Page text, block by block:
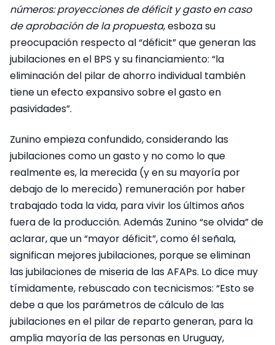
números: proyecciones de déficit y gasto en caso
de aprobación de la propuesta, esboza su
preocupación respecto al “déficit” que generan las
jubilaciones en el BPS y su financiamiento: “la
eliminación del pilar de ahorro individual también
tiene un efecto expansivo sobre el gasto en
pasividades”.
Zunino empieza confundido, considerando las
jubilaciones como un gasto y no como lo que
realmente es, la merecida (y en su mayoría por
debajo de lo merecido) remuneración por haber
trabajado toda la vida, para vivir los últimos años
fuera de la producción. Además Zunino “se olvida” de
aclarar, que un “mayor déficit”, como él señala,
significan mejores jubilaciones, porque se eliminan
las jubilaciones de miseria de las AFAPs. Lo dice muy
tímidamente, rebuscado con tecnicismos: “Esto se
debe a que los parámetros de cálculo de las
jubilaciones en el pilar de reparto generan, para la
amplia mayoría de las personas en Uruguay,